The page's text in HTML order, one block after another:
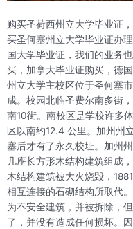
购买圣荷西州立大学毕业证
买圣何塞州立大学毕业证办
国大学毕业证，我们的业务
买，加拿大毕业证购买，德
州立大学主校区位于圣何塞
成。校园北临圣费尔南多街
南10街。南校区是学校许多
区以南约12.4 公里。加州州
塞后才有了永久校址。加州
几座长方形木结构建筑组成
木结构建筑被大火烧毁，
相互连接的石砌结构所取代
为不安全建筑，并被拆除，
了，并没有造成任何损坏。